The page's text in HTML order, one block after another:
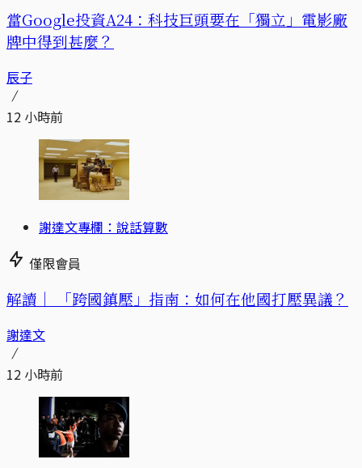
當Google投資A24：科技巨頭要在「獨立」電影廠
牌中得到甚麼？
辰子
12 小時前
謝達文專欄：說話算數
僅限會員
解讀｜ 「跨國鎮壓」指南：如何在他國打壓異議？
謝達文
12 小時前